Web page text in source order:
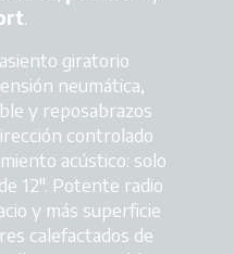
.
giratorio
neumática,
y reposabrazos
controlado
acústico: solo
12". Potente radio
y más superficie
calefactados de